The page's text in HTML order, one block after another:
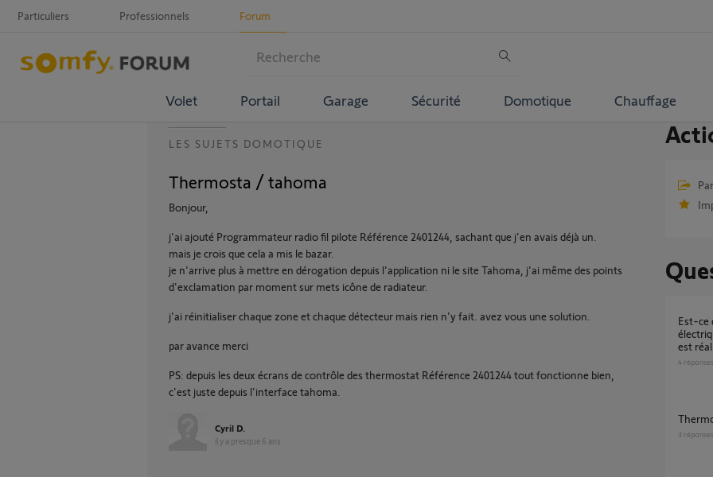
Particuliers Professionnels Forum
Volet Portail Garage Sécurité Domotique Chauffage
LES SUJETS DOMOTIQUE
Thermosta / tahoma
Bonjour,
j'ai ajouté Programmateur radio fil pilote Référence 2401244, sachant que j'en avais déjà un.
mais je crois que cela a mis le bazar.
je n'arrive plus à mettre en dérogation depuis l'application ni le site Tahoma, j'ai même des points
d'exclamation par moment sur mets icône de radiateur.
j'ai réinitialiser chaque zone et chaque détecteur mais rien n'y fait. avez vous une solution.
par avance merci
PS: depuis les deux écrans de contrôle des thermostat Référence 2401244 tout fonctionne bien,
c'est juste depuis l'interface tahoma.
Cyril D.
il y a presque 6 ans
Est-ce que ce projet de gestion de radiateur
est
4 réponses
3 réponses